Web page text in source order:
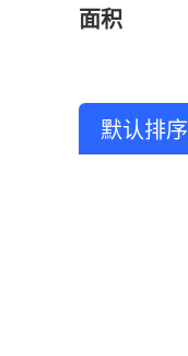
面积
默认排序